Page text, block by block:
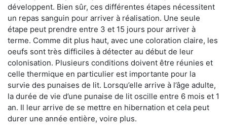
développent. Bien sûr, ces différentes étapes nécessitent
un repas sanguin pour arriver à réalisation. Une seule
étape peut prendre entre 3 et 15 jours pour arriver à
terme. Comme dit plus haut, avec une coloration claire, les
oeufs sont très difficiles à détecter au début de leur
colonisation. Plusieurs conditions doivent être réunies et
celle thermique en particulier est importante pour la
survie des punaises de lit. Lorsqu’elle arrive à l’âge adulte,
la durée de vie d’une punaise de lit oscille entre 6 mois et 1
an. Il leur arrive de se mettre en hibernation et cela peut
durer une année entière, voire plus.